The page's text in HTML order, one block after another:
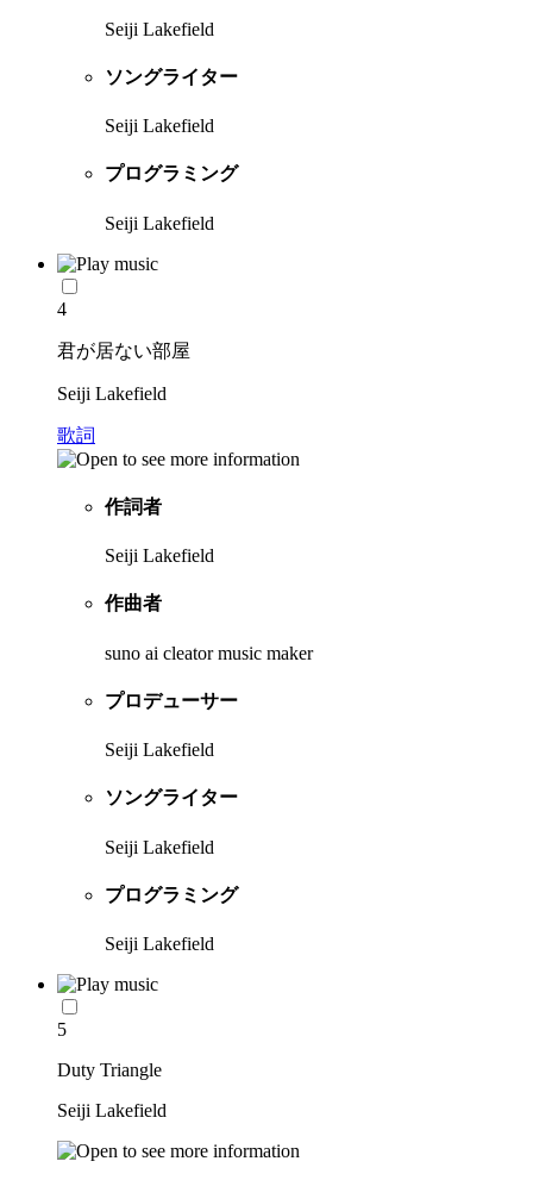
Seiji Lakefield
ソングライター
Seiji Lakefield
プログラミング
Seiji Lakefield
4
君が居ない部屋
Seiji Lakefield
歌詞
作詞者
Seiji Lakefield
作曲者
suno ai cleator music maker
プロデューサー
Seiji Lakefield
ソングライター
Seiji Lakefield
プログラミング
Seiji Lakefield
5
Duty Triangle
Seiji Lakefield